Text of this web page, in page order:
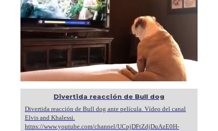
Divertida reacción de Bull dog
Divertida reacción de Bull dog ante película. Vídeo del canal
Elvis and Khalessi.
https://www.youtube.com/channel/UCpjDFtZdjDuAzE0H-